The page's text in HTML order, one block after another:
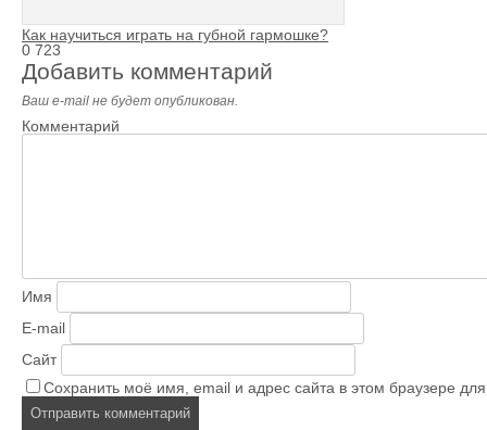
Как научиться играть на губной гармошке?
0 723
Добавить комментарий
Ваш e-mail не будет опубликован.
Комментарий
Имя
E-mail
Сайт
Сохранить моё имя, email и адрес сайта в этом браузере